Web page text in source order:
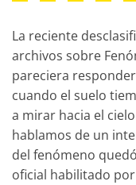
La reciente
archivos sobre
pareciera
cuando el suelo
a mirar hacia el
hablamos de un
del fenómeno
oficial habilitado